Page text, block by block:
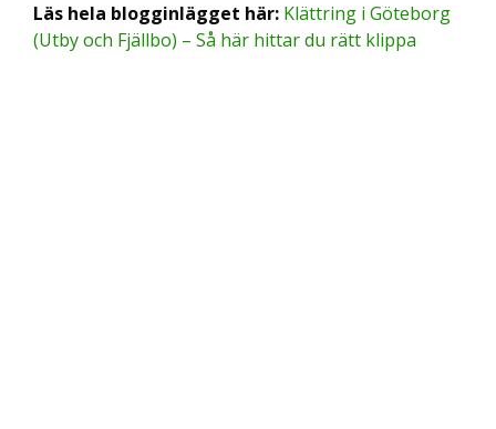
Läs hela blogginlägget här: Klättring i Göteborg
(Utby och Fjällbo) – Så här hittar du rätt klippa